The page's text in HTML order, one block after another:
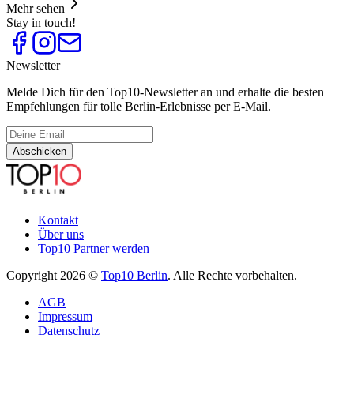
Mehr sehen
Stay in touch!
Newsletter
Melde Dich für den Top10-Newsletter an und erhalte die besten
Empfehlungen für tolle Berlin-Erlebnisse per E-Mail.
Abschicken
Kontakt
Über uns
Top10 Partner werden
Copyright 2026 © Top10 Berlin. Alle Rechte vorbehalten.
AGB
Impressum
Datenschutz